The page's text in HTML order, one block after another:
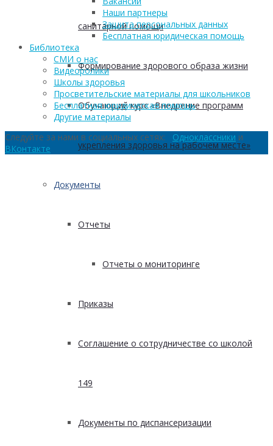
санитарной помощи
Формирование здорового образа жизни
Обучающий курс «Внедрение программ
укрепления здоровья на рабочем месте»
Документы
Отчеты
Отчеты о мониторинге
Приказы
Соглашение о сотрудничестве со школой
149
Документы по диспансеризации
Наши партнеры
Защита персональных данных
Бесплатная юридическая помощь
Библиотека
СМИ о нас
Видеоролики
Школы здоровья
Просветительские материалы для школьников
Бесплатная юридическая помощь
Другие материалы
Следуйте за нами в социальных сетях: Одноклассники и
ВКонтакте